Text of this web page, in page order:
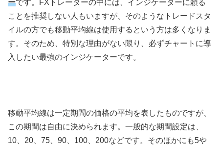
ーです。FXトレーダーの中には、インジケーターに頼る
ことを推奨しない人もいますが、そのようなトレードスタ
イルの方でも移動平均線は使用するという方は多くなりま
す。そのため、特別な理由がない限り、必ずチャートに導
入したい最強のインジケーターです。
移動平均線は一定期間の価格の平均を表したものですが、
この期間は自由に決められます。一般的な期間設定は、
10、20、75、90、100、200などです。そのほかにも5や